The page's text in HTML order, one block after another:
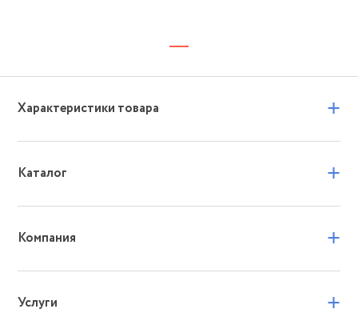
Характеристики товара +
Каталог +
Компания +
Услуги +